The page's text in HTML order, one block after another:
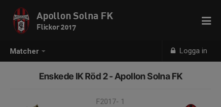
Matcher Logga in
Apollon Solna FK
Flickor 2017
Enskede IK Röd 2 - Apollon Solna FK
F2017- 1